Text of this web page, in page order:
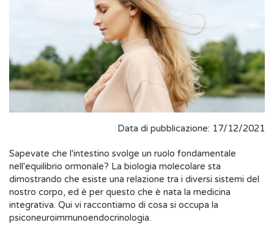
Data di pubblicazione: 17/12/2021
Sapevate che l'intestino svolge un ruolo fondamentale
nell'equilibrio ormonale? La biologia molecolare sta
dimostrando che esiste una relazione tra i diversi sistemi del
nostro corpo, ed è per questo che è nata la medicina
integrativa. Qui vi raccontiamo di cosa si occupa la
psiconeuroimmunoendocrinologia.